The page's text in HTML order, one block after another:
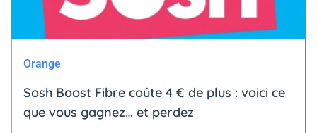
Orange
Sosh Boost Fibre coûte 4 € de plus : voici ce
que vous gagnez… et perdez